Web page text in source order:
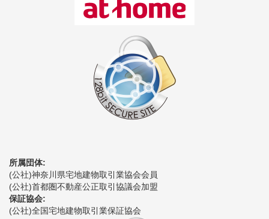
所属団体:
(公社)神奈川県宅地建物取引業協会会員
(公社)首都圏不動産公正取引協議会加盟
保証協会:
(公社)全国宅地建物取引業保証協会